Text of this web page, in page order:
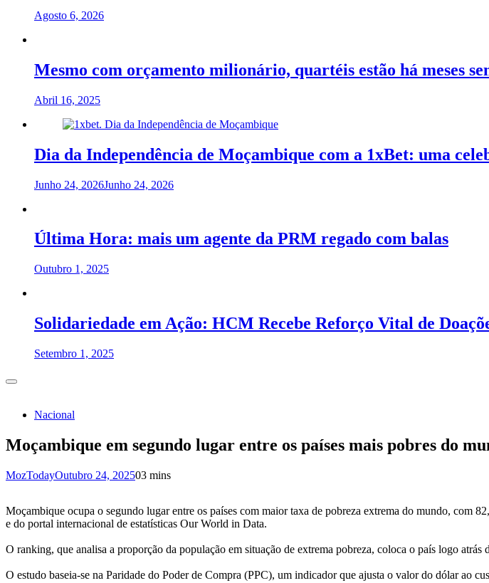
Agosto 6, 2026
Mesmo com orçamento milionário, quartéis estão há meses
Abril 16, 2025
Dia da Independência de Moçambique com a 1xBet: uma
Junho 24, 2026Junho 24, 2026
Última Hora: mais um agente da PRM regado com balas
Outubro 1, 2025
Solidariedade em Ação: HCM Recebe Reforço Vital de
Setembro 1, 2025
Nacional
Moçambique em segundo lugar entre os países mais pobres do
MozTodayOutubro 24, 202503 mins
Moçambique ocupa o segundo lugar entre os países com maior taxa de pobreza extrema do mundo, com
e do portal internacional de estatísticas Our World in Data.
O ranking, que analisa a proporção da população em situação de extrema pobreza, coloca o país logo
O estudo baseia-se na Paridade do Poder de Compra (PPC), um indicador que ajusta o valor do dólar ao